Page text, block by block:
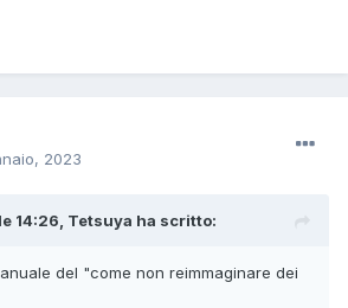
2023
14:26, Tetsuya ha scritto:
del "come non reimmaginare dei